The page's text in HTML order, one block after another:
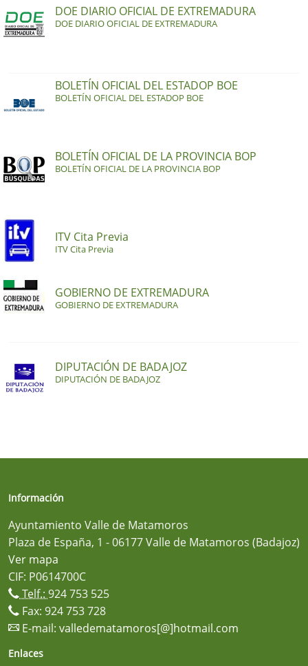
DOE DIARIO OFICIAL DE EXTREMADURA
DOE DIARIO OFICIAL DE EXTREMADURA
BOLETÍN OFICIAL DEL ESTADOP BOE
BOLETÍN OFICIAL DEL ESTADOP BOE
BOLETÍN OFICIAL DE LA PROVINCIA BOP
BOLETÍN OFICIAL DE LA PROVINCIA BOP
ITV Cita Previa
ITV Cita Previa
GOBIERNO DE EXTREMADURA
GOBIERNO DE EXTREMADURA
DIPUTACIÓN DE BADAJOZ
DIPUTACIÓN DE BADAJOZ
Información
Ayuntamiento Valle de Matamoros
Plaza de España, 1 - 06177 Valle de Matamoros (Badajoz)
Ver mapa
CIF: P0614700C
Telf.: 924 753 525
Fax: 924 753 728
E-mail: valledematamoros[@]hotmail.com
Enlaces